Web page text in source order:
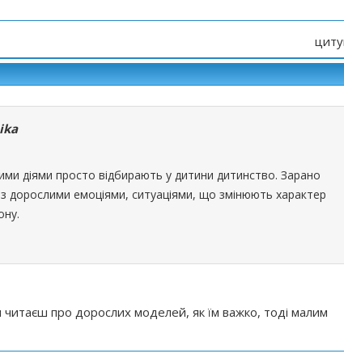
діями просто відбирають у дитини дитинство. Зарано
дорослими емоціями, ситуаціями, що змінюють характер
читаєш про дорослих моделей, як їм важко, тоді малим